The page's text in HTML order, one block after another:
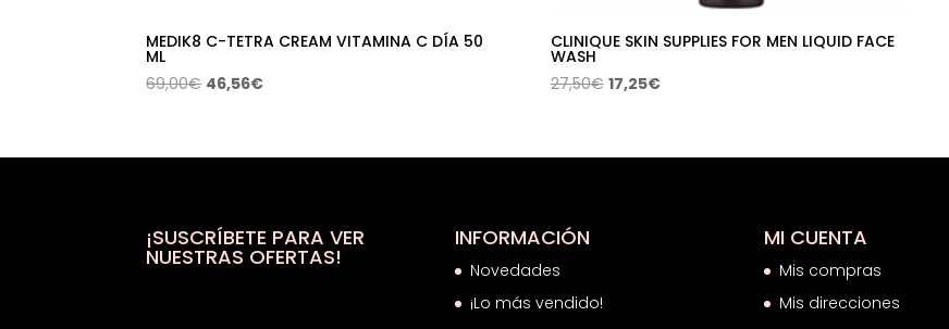
MEDIK8 C-TETRA CREAM VITAMINA C DÍA 50
ML
69,00€ El
era:
46,56€El
es:
CLINIQUE SKIN SUPPLIES FOR MEN LIQUID FACE
WASH
27,50€ El
era:
17,25€El
es:
¡SUSCRÍBETE PARA VER
NUESTRAS OFERTAS!
INFORMACIÓN
Novedades
¡Lo más vendido!
MI CUENTA
Mis compras
Mis direcciones